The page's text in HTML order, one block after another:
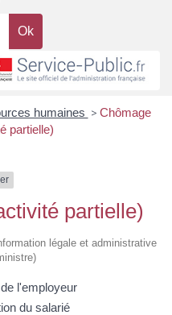
humaines > Chômage
partielle)
partielle)
légale et administrative
l'employeur
du salarié